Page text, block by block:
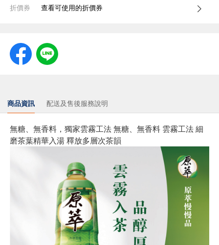
折價券 查看可使用的折價券
商品資訊 配送及售後服務說明
無糖、無香料，獨家雲霧工法 無糖、無香料 雲霧工法 細
磨茶葉精華入湯 釋放多層次茶韻